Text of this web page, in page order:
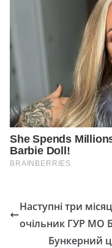
Наступні три
очільник ГУР МО
Бункерний